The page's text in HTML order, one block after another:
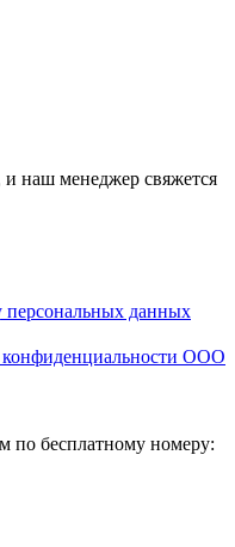
наш менеджер свяжется
персональных данных
конфиденциальности ООО
по бесплатному номеру: